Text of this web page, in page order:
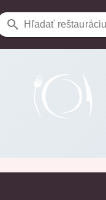
Hľadať reštauráciu